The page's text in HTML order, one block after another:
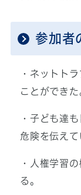
参加者
・ネットト
ことができた
・子ども達
危険を伝えて
・人権学習
る。